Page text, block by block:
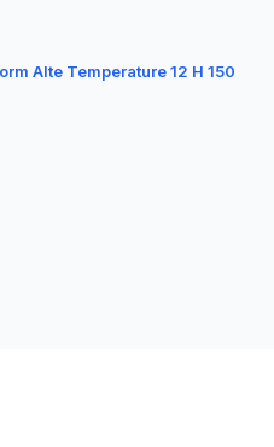
Alte Temperature 12 H 150